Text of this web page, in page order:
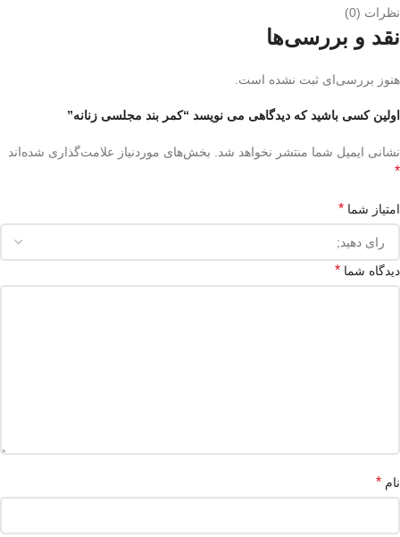
نظرات (0)
نقد و بررسی‌ها
هنوز بررسی‌ای ثبت نشده است.
اولین کسی باشید که دیدگاهی می نویسد “کمر بند مجلسی زنانه”
نشانی ایمیل شما منتشر نخواهد شد. بخش‌های موردنیاز علامت‌گذاری شده‌اند
*
امتیاز شما *
دیدگاه شما *
نام *